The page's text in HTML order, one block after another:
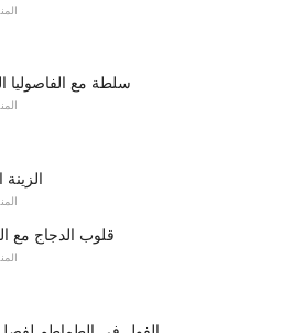
سلطة مع الفاصوليا
قلوب الدجاج مع